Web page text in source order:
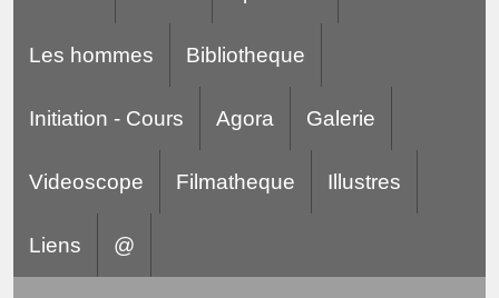
Les hommes Bibliotheque
Initiation - Cours Agora Galerie
Videoscope Filmatheque Illustres
Liens @